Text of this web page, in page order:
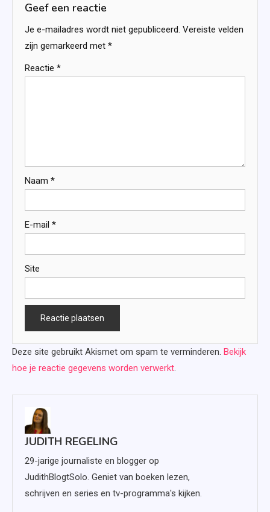
Geef een reactie
Je e-mailadres wordt niet gepubliceerd. Vereiste velden
zijn gemarkeerd met *
Reactie *
Naam *
E-mail *
Site
Deze site gebruikt Akismet om spam te verminderen. Bekijk
hoe je reactie gegevens worden verwerkt.
JUDITH REGELING
29-jarige journaliste en blogger op
JudithBlogtSolo. Geniet van boeken lezen,
schrijven en series en tv-programma's kijken.